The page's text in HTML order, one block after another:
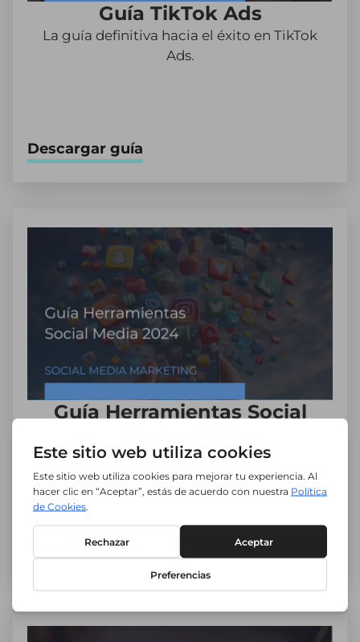
Guía TikTok Ads
La guía definitiva hacia el éxito en TikTok
Ads.
Descargar guía
Guía Herramientas Social
Las mejores para una gestión Social Media
TOP.
Descargar guía